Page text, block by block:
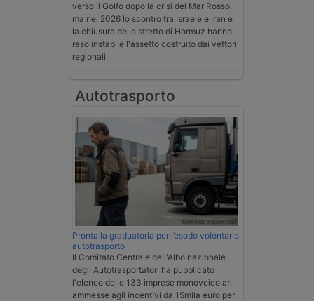
verso il Golfo dopo la crisi del Mar Rosso,
ma nel 2026 lo scontro tra Israele e Iran e
la chiusura dello stretto di Hormuz hanno
reso instabile l'assetto costruito dai vettori
regionali.
Autotrasporto
Pronta la graduatoria per l’esodo volontario
autotrasporto
Il Comitato Centrale dell'Albo nazionale
degli Autotrasportatori ha pubblicato
l'elenco delle 133 imprese monoveicolari
ammesse agli incentivi da 15mila euro per